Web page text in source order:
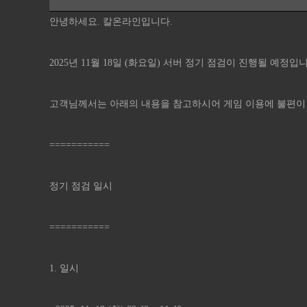
안녕하세요. 칼온라인입니다.
2025년 11월 18일 (화요일) 서버 정기 점검이 진행될 예정입
고객님께서는 아래의 내용을 참고하시어 게임 이용에 불편
===========
정기 점검 일시
===========
1. 일시